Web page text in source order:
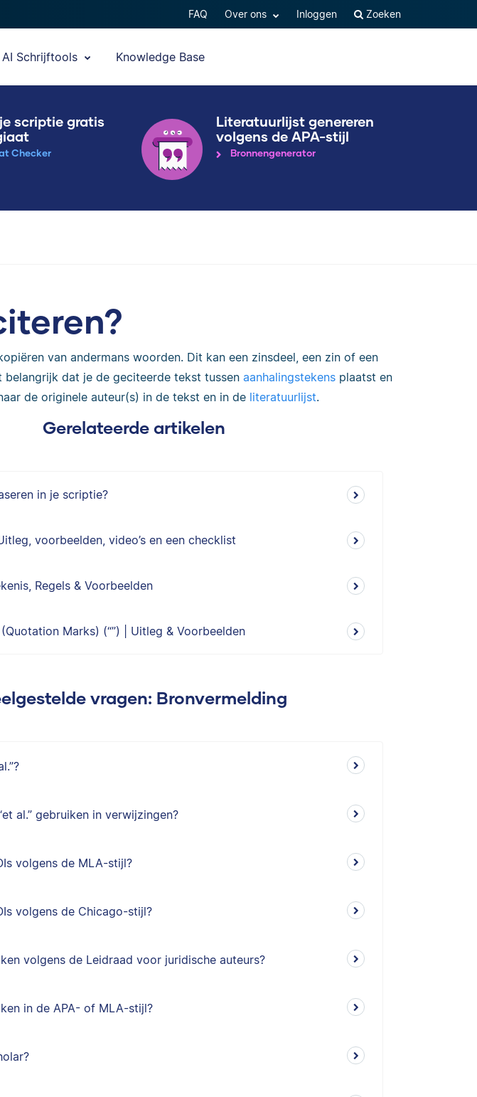
FAQ Over ons Inloggen Zoeken
AI Schrijftools Knowledge Base
scriptie gratis
Checker
Literatuurlijst genereren
volgens de APA-stijl
Bronnengenerator
van andermans woorden. Dit kan een zinsdeel, een zin of een
belangrijk dat je de geciteerde tekst tussen aanhalingstekensplaatst en
de originele auteur(s) in de tekst en in de literatuurlijst.
Gerelateerde artikelen
in je scriptie?
voorbeelden, video’s en een checklist
Regels & Voorbeelden
Marks) (“”) | Uitleg & Voorbeelden
vragen: Bronvermelding
al.” gebruiken in verwijzingen?
volgens de MLA-stijl?
volgens de Chicago-stijl?
volgens de Leidraad voor juridische auteurs?
in de APA- of MLA-stijl?